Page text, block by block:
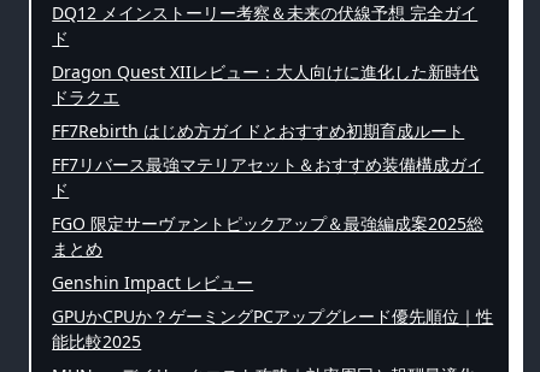
DQ12 メインストーリー考察＆未来の伏線予想 完全ガイ
ド
Dragon Quest XIIレビュー：大人向けに進化した新時代
ドラクエ
FF7Rebirth はじめ方ガイドとおすすめ初期育成ルート
FF7リバース最強マテリアセット＆おすすめ装備構成ガイ
ド
FGO 限定サーヴァントピックアップ＆最強編成案2025総
まとめ
Genshin Impact レビュー
GPUかCPUか？ゲーミングPCアップグレード優先順位｜性
能比較2025